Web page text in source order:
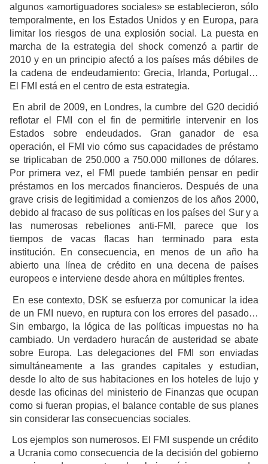
algunos «amortiguadores sociales» se establecieron, sólo
temporalmente, en los Estados Unidos y en Europa, para
limitar los riesgos de una explosión social. La puesta en
marcha de la estrategia del shock comenzó a partir de
2010 y en un principio afectó a los países más débiles de
la cadena de endeudamiento: Grecia, Irlanda, Portugal…
El FMI está en el centro de esta estrategia.
En abril de 2009, en Londres, la cumbre del G20 decidió
reflotar el FMI con el fin de permitirle intervenir en los
Estados sobre endeudados. Gran ganador de esa
operación, el FMI vio cómo sus capacidades de préstamo
se triplicaban de 250.000 a 750.000 millones de dólares.
Por primera vez, el FMI puede también pensar en pedir
préstamos en los mercados financieros. Después de una
grave crisis de legitimidad a comienzos de los años 2000,
debido al fracaso de sus políticas en los países del Sur y a
las numerosas rebeliones anti-FMI, parece que los
tiempos de vacas flacas han terminado para esta
institución. En consecuencia, en menos de un año ha
abierto una línea de crédito en una decena de países
europeos e interviene desde ahora en múltiples frentes.
En ese contexto, DSK se esfuerza por comunicar la idea
de un FMI nuevo, en ruptura con los errores del pasado…
Sin embargo, la lógica de las políticas impuestas no ha
cambiado. Un verdadero huracán de austeridad se abate
sobre Europa. Las delegaciones del FMI son enviadas
simultáneamente a las grandes capitales y estudian,
desde lo alto de sus habitaciones en los hoteles de lujo y
desde las oficinas del ministerio de Finanzas que ocupan
como si fueran propias, el balance contable de sus planes
sin considerar las consecuencias sociales.
Los ejemplos son numerosos. El FMI suspende un crédito
a Ucrania como consecuencia de la decisión del gobierno